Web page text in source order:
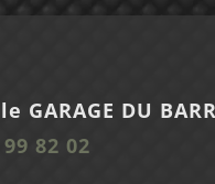
DU
82 02